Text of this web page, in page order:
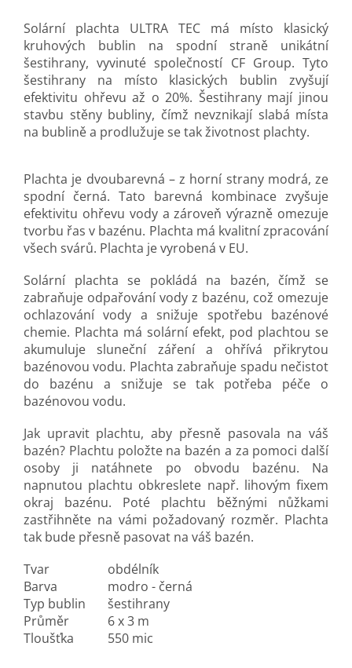
Solární plachta ULTRA TEC má místo klasický
kruhových bublin na spodní straně unikátní
šestihrany, vyvinuté společností CF Group. Tyto
šestihrany na místo klasických bublin zvyšují
efektivitu ohřevu až o 20%. Šestihrany mají jinou
stavbu stěny bubliny, čímž nevznikají slabá místa
na bublině a prodlužuje se tak životnost plachty.
Plachta je dvoubarevná – z horní strany modrá, ze
spodní černá. Tato barevná kombinace zvyšuje
efektivitu ohřevu vody a zároveň výrazně omezuje
tvorbu řas v bazénu. Plachta má kvalitní zpracování
všech svárů. Plachta je vyrobená v EU.
Solární plachta se pokládá na bazén, čímž se
zabraňuje odpařování vody z bazénu, což omezuje
ochlazování vody a snižuje spotřebu bazénové
chemie. Plachta má solární efekt, pod plachtou se
akumuluje sluneční záření a ohřívá přikrytou
bazénovou vodu. Plachta zabraňuje spadu nečistot
do bazénu a snižuje se tak potřeba péče o
bazénovou vodu.
Jak upravit plachtu, aby přesně pasovala na váš
bazén? Plachtu položte na bazén a za pomoci další
osoby ji natáhnete po obvodu bazénu. Na
napnutou plachtu obkreslete např. lihovým fixem
okraj bazénu. Poté plachtu běžnými nůžkami
zastřihněte na vámi požadovaný rozměr. Plachta
tak bude přesně pasovat na váš bazén.
Tvar
obdélník
Barva
modro - černá
Typ bublin
šestihrany
Průměr
6 x 3 m
Tloušťka
550 mic